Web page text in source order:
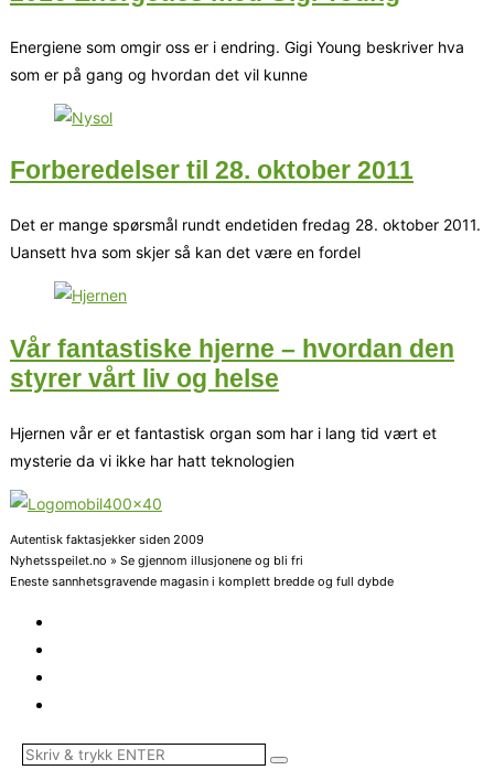
Energiene som omgir oss er i endring. Gigi Young beskriver hva
som er på gang og hvordan det vil kunne
Forberedelser til 28. oktober 2011
Det er mange spørsmål rundt endetiden fredag 28. oktober 2011.
Uansett hva som skjer så kan det være en fordel
Vår fantastiske hjerne – hvordan den
styrer vårt liv og helse
Hjernen vår er et fantastisk organ som har i lang tid vært et
mysterie da vi ikke har hatt teknologien
Autentisk faktasjekker siden 2009
Nyhetsspeilet.no » Se gjennom illusjonene og bli fri
Eneste sannhetsgravende magasin i komplett bredde og full dybde